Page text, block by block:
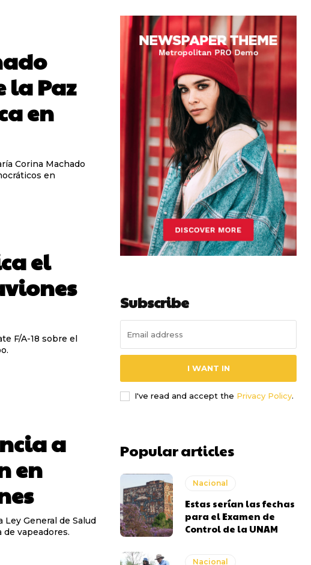
la Paz
en
Corina Machado
en
el
F/A-18 sobre el
a
en
Ley General de Salud
vapeadores.
Subscribe
I WANT IN
I've read and accept the Privacy Policy.
Popular articles
Nacional
Estas serían las fechas
para el Examen de
Control de la UNAM
Nacional